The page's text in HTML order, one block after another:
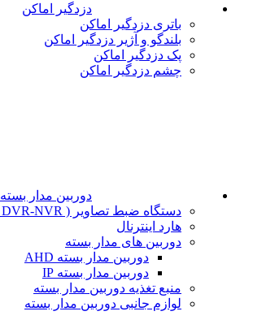
دزدگیر اماکن
باتری دزدگیر اماکن
بلندگو و آژیر دزدگیر اماکن
پک دزدگیر اماکن
چشم دزدگیر اماکن
دوربین مدار بسته
دستگاه ضبط تصاویر ( DVR-NVR )
هارد اینترنال
دوربین های مدار بسته
دوربین مدار بسته AHD
دوربین مدار بسته IP
منبع تغذیه دوربین مدار بسته
لوازم جانبی دوربین مدار بسته